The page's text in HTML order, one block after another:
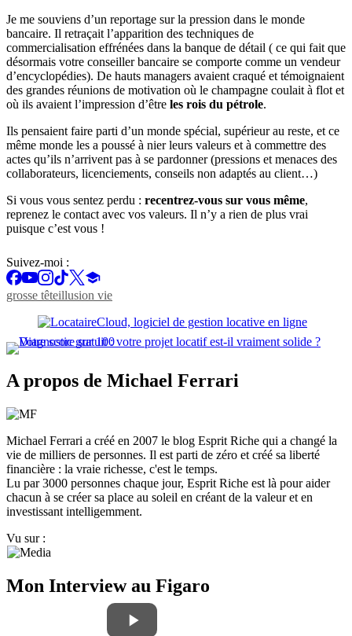
Je me souviens d’un reportage sur la pression dans le monde
bancaire. Il retraçait l’apparition des techniques de
commercialisation effrénées dans la banque de détail ( ce qui fait que
désormais votre conseiller bancaire se comporte comme un vendeur
d’encyclopédies). De hauts managers avaient craqué et témoignaient
des grandes réunions de motivation où le champagne coulait à flot et
où ils avaient l’impression d’être les rois du pétrole.
Ils pensaient faire parti d’un monde spécial, supérieur au reste, et ce
même monde les a poussé à nier leurs valeurs et à commettre des
actes qu’ils n’arrivent pas à se pardonner (pressions et menaces des
collaborateurs, licenciements, conseils non adaptés au client…)
Si vous vous sentez perdu : recentrez-vous sur vous même,
reprenez le contact avec vos valeurs. Il n’y a rien de plus vrai
puisque c’est vous !
Suivez-moi :
grosse têteillusion vie
A propos de Michael Ferrari
Michael Ferrari a créé en 2007 le blog Esprit Riche qui a changé la
vie de milliers de personnes. Il est parti de zéro et créé sa liberté
financière : la vraie richesse, c'est le temps.
Lu par 3000 personnes chaque jour, Esprit Riche est là pour aider
chacun à se créer sa place au soleil en créant de la valeur et en
investissant intelligemment.
Vu sur :
Mon Interview au Figaro